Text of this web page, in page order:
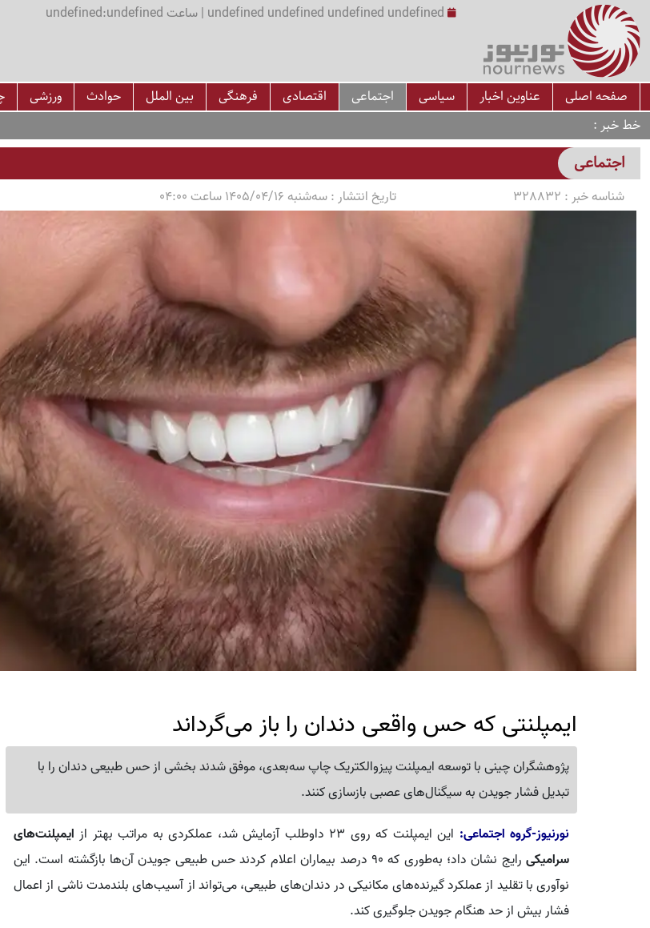
undefined undefined undefined undefined | ساعت undefined:undefined
صفحه اصلی عناوین اخبار سیاسی اجتماعی اقتصادی فرهنگی بین الملل حوادث ورزشی
خط خبر
اجتماعی
شناسه خبر : 328832 تاریخ انتشار :سه‌شنبه 1405/04/16 ساعت 04:00
ایمپلنتی که حس واقعی دندان را باز می‌گرداند
پژوهشگران چینی با توسعه ایمپلنت پیزوالکتریک چاپ سه‌بعدی، موفق شدند بخشی از حس طبیعی دندان را با
تبدیل فشار جویدن به سیگنال‌های عصبی بازسازی کنند.
نورنیوز-گروه اجتماعی: این ایمپلنت که روی ۲۳ داوطلب آزمایش شد، عملکردی به‌ مراتب بهتر از
ایمپلنت‌های
سرامیکی
رایج نشان داد؛ به‌طوری که ۹۰ درصد بیماران اعلام کردند حس طبیعی جویدن آن‌ها بازگشته است. این
نوآوری با تقلید از عملکرد گیرنده‌های مکانیکی در دندان‌های طبیعی، می‌تواند از آسیب‌های بلندمدت ناشی از اعمال
فشار بیش از حد هنگام جویدن جلوگیری کند.